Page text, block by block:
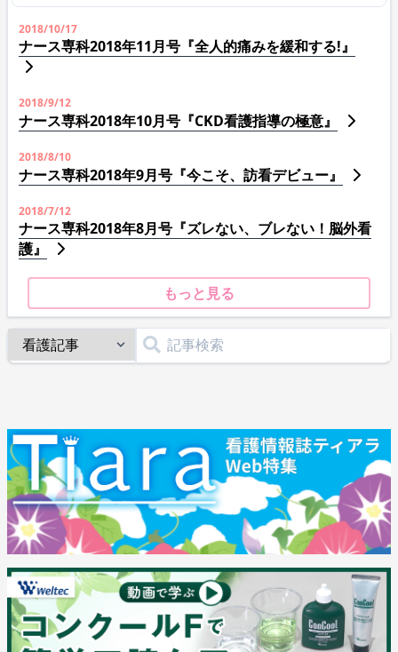
2018/10/17
ナース専科2018年11月号『全人的痛みを緩和する!』
2018/9/12
ナース専科2018年10月号『CKD看護指導の極意』
2018/8/10
ナース専科2018年9月号『今こそ、訪看デビュー』
2018/7/12
ナース専科2018年8月号『ズレない、ブレない！脳外看
護』
もっと見る